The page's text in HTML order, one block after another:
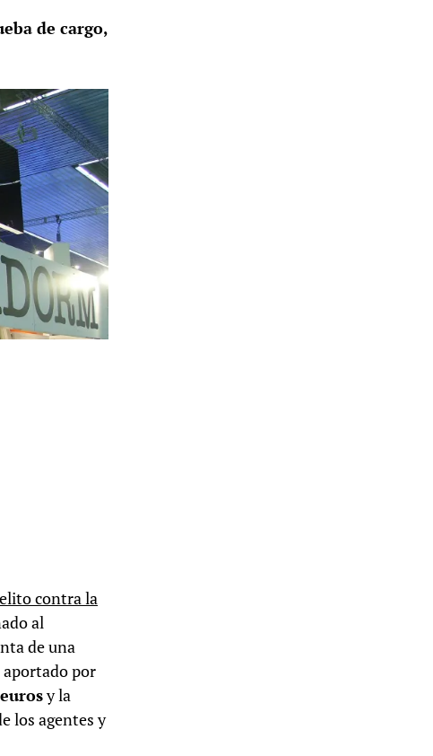
de cargo,
contra la
al
de una
por
y la
los agentes y